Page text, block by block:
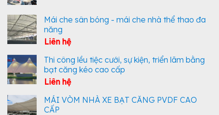
Mái che sân bóng - mái che nhà thể thao đa
năng
Liên hệ
Thi công lều tiệc cưới, sự kiện, triển lãm bằng
bạt căng kéo cao cấp
Liên hệ
MÁI VÒM NHÀ XE BẠT CĂNG PVDF CAO
CẤP